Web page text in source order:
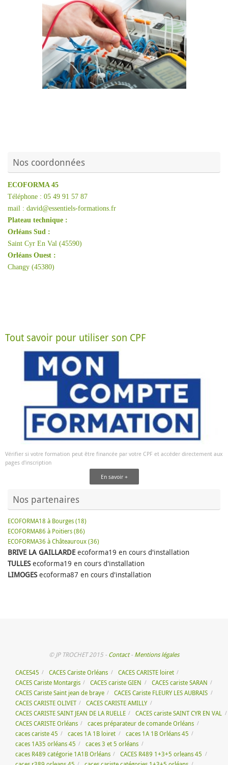
Nos coordonnées
ECOFORMA 45
Téléphone : 05 49 91 57 87
mail : david@essentiels-formations.fr
Plateau technique :
Orléans Sud :
Saint Cyr En Val (45590)
Orléans Ouest :
Changy (45380)
Tout savoir pour utiliser son CPF
Vérifier si votre formation peut être financée par votre CPF et accéder directement aux
pages d'inscription
En savoir +
Nos partenaires
ECOFORMA18 à Bourges (18)
ECOFORMA86 à Poitiers (86)
ECOFORMA36 à Châteauroux (36)
BRIVE LA GAILLARDE ecoforma19 en cours d'installation
TULLESecoforma19 en cours d'installation
LIMOGESecoforma87 en cours d'installation
© JP TROCHET 2015 - Contact- Mentions légales
CACES45 CACES Cariste Orléans
CACES CARISTE loiret
CACES Cariste Montargis
CACES cariste GIEN
CACES cariste SARAN
CACES Cariste Saint jean de braye
CACES Cariste FLEURY LES AUBRAIS
CACES CARISTE OLIVET
CACES CARISTE AMILLY
CACES CARISTE SAINT JEAN DE LA RUELLE
CACES cariste SAINT CYR EN VAL
CACES CARISTE Orléans
caces préparateur de comande Orléans
caces cariste 45
caces 1A 1B loiret
caces 1A 1B Orléans 45
caces 1A35 orléans 45
caces 3 et 5 orléans
caces R489 catégorie 1A1B Orléans
CACES R489 1+3+5 orleans 45